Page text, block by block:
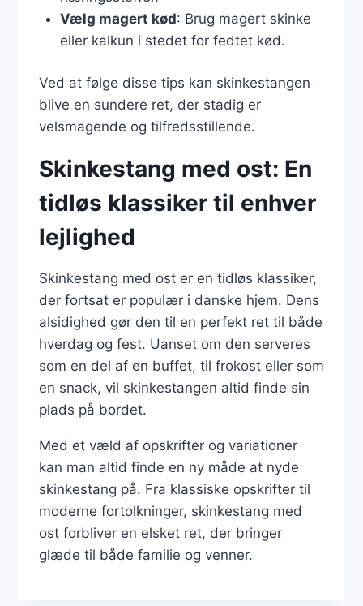
Vælg magert kød: Brug magert skinke
eller kalkun i stedet for fedtet kød.
Ved at følge disse tips kan skinkestangen
blive en sundere ret, der stadig er
velsmagende og tilfredsstillende.
Skinkestang med ost: En
tidløs klassiker til enhver
lejlighed
Skinkestang med ost er en tidløs klassiker,
der fortsat er populær i danske hjem. Dens
alsidighed gør den til en perfekt ret til både
hverdag og fest. Uanset om den serveres
som en del af en buffet, til frokost eller som
en snack, vil skinkestangen altid finde sin
plads på bordet.
Med et væld af opskrifter og variationer
kan man altid finde en ny måde at nyde
skinkestang på. Fra klassiske opskrifter til
moderne fortolkninger, skinkestang med
ost forbliver en elsket ret, der bringer
glæde til både familie og venner.